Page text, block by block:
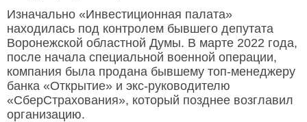
Изначально «Инвестиционная палата»
находилась под контролем бывшего депутата
Воронежской областной Думы. В марте 2022 года,
после начала специальной военной операции,
компания была продана бывшему топ-менеджеру
банка «Открытие» и экс-руководителю
«СберСтрахования», который позднее возглавил
организацию.